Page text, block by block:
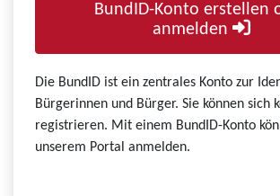
BundID-Konto erstellen
anmelden
Die BundID ist ein zentrales Konto zur
Bürgerinnen und Bürger. Sie können sich
registrieren. Mit einem BundID-Konto
unserem Portal anmelden.